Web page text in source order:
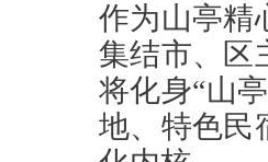
作为山亭精
集结市、区
将化身“山
地、特色民